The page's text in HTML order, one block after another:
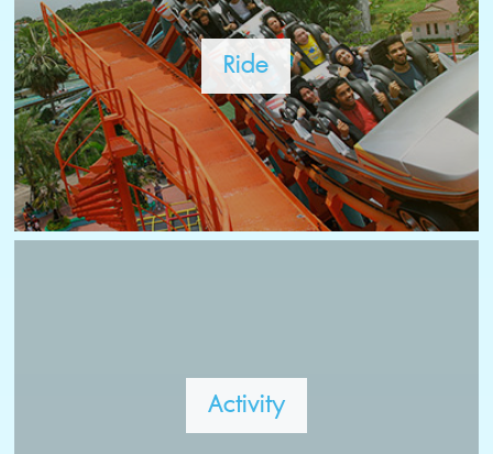
Ride
Activity